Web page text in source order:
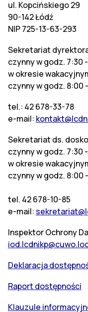
ul. Kopcińskiego 29
90-142 Łódź
NIP 725-13-63-293
Sekretariat
czynny w godz. 7:30
w okresie
czynny w godz. 8:00
tel.: 42 678-33-78
e-mail:
Sekretariat ds.
czynny w godz. 7:30
w okresie
czynny w godz. 8:00
tel. 42 678-10-85
e-mail:
Inspektor Ochrony
Deklaracja
Raport dostępności
Klauzule